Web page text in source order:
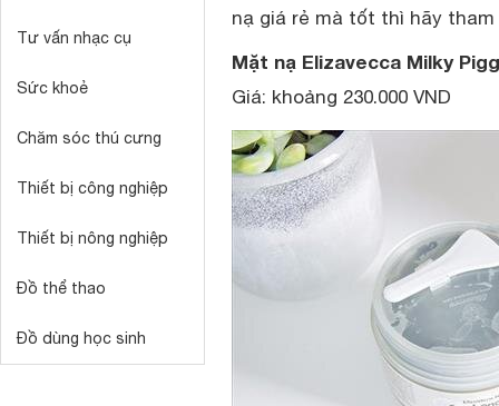
Tư vấn nhạc cụ
Sức khoẻ
Chăm sóc thú cưng
Thiết bị công nghiệp
Thiết bị nông nghiệp
Đồ thể thao
Đồ dùng học sinh
nạ giá rẻ mà tốt thì hãy
Mặt nạ Elizavecca Milky
Giá: khoảng 230.000 VND